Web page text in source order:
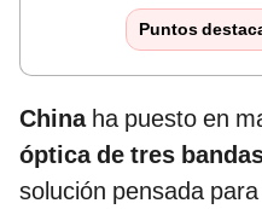
Puntos
Chinaha puesto en
óptica de tres
solución pensada